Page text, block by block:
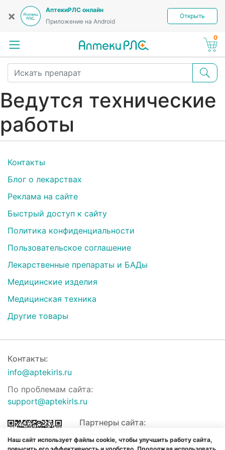
×
АптекиРЛС онлайн
Приложение на Android
Открыть
0
Ведутся технические
работы
Контакты
Блог о лекарствах
Реклама на сайте
Быстрый доступ к сайту
Политика конфиденциальности
Пользовательское соглашение
Лекарственные препараты и БАДы
Медицинские изделия
Медицинская техника
Другие товары
Контакты:
info@aptekirls.ru
По проблемам сайта:
support@aptekirls.ru
Партнеры сайта:
Наш сайт использует файлы cookie, чтобы улучшить работу сайта,